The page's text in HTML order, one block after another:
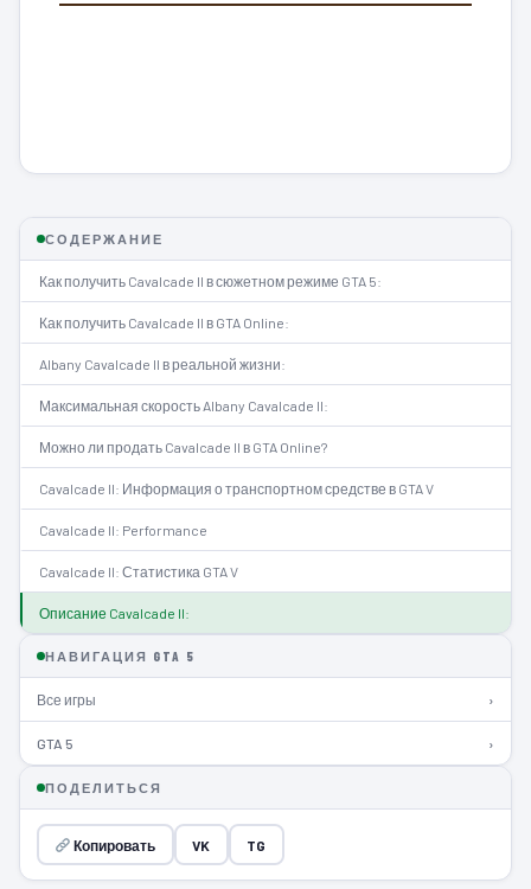
СОДЕРЖАНИЕ
Как получить Cavalcade II в сюжетном режиме GTA 5:
Как получить Cavalcade II в GTA Online:
Albany Cavalcade II в реальной жизни:
Максимальная скорость Albany Cavalcade II:
Можно ли продать Cavalcade II в GTA Online?
Cavalcade II: Информация о транспортном средстве в GTA V
Cavalcade II: Performance
Cavalcade II: Статистика GTA V
Описание Cavalcade II:
НАВИГАЦИЯ GTA 5
Все игры ›
GTA 5 ›
ПОДЕЛИТЬСЯ
Копировать VK TG